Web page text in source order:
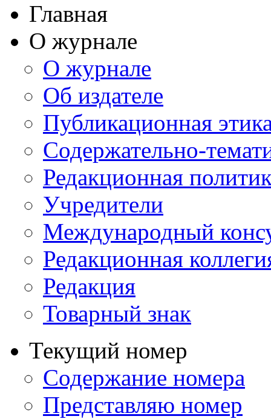
Главная
О журнале
О журнале
Об издателе
Публикационная
Содержательно-
Редакционная
Учредители
Международный
Редакционная
Редакция
Товарный знак
Текущий номер
Содержание номера
Представляю номер